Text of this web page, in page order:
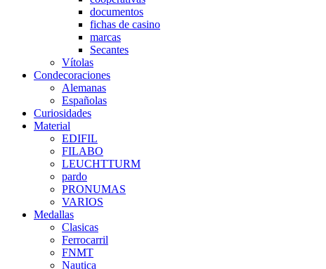
documentos
fichas de casino
marcas
Secantes
Vítolas
Condecoraciones
Alemanas
Españolas
Curiosidades
Material
EDIFIL
FILABO
LEUCHTTURM
pardo
PRONUMAS
VARIOS
Medallas
Clasicas
Ferrocarril
FNMT
Nautica